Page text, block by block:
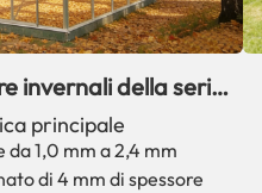
invernali della serie
giardino
principale
da 1,0 mm a 2,4 mm
di 4 mm di spessore